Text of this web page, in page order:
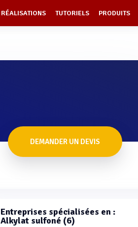
RÉALISATIONS TUTORIELS PRODUITS
DEMANDER UN DEVIS
Entreprises spécialisées en :
Alkylat sulfoné (6)